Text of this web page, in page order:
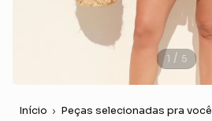
1 / 5
Início Peças selecionadas pra você